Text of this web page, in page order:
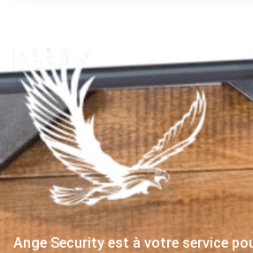
Ange Security est à votre service